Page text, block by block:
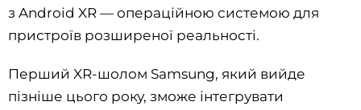
з Android XR — операційною системою для
пристроїв розширеної реальності.
Перший XR-шолом Samsung, який вийде
пізніше цього року, зможе інтегрувати